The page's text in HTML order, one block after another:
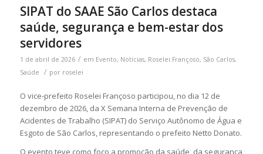
SIPAT do SAAE São Carlos destaca
saúde, segurança e bem-estar dos
servidores
1 de abril de 2026 / em Evento, Notícias, Roselei Françoso, São Carlos,
Saúde
/ por roselei
O vice-prefeito Roselei Françoso participou, no dia 12 de
dezembro de 2026, da X Semana Interna de Prevenção de
Acidentes de Trabalho (SIPAT) do Serviço Autônomo de Água e
Esgoto de São Carlos, representando o prefeito Netto Donato.
O evento teve como foco a promoção da saúde, da segurança